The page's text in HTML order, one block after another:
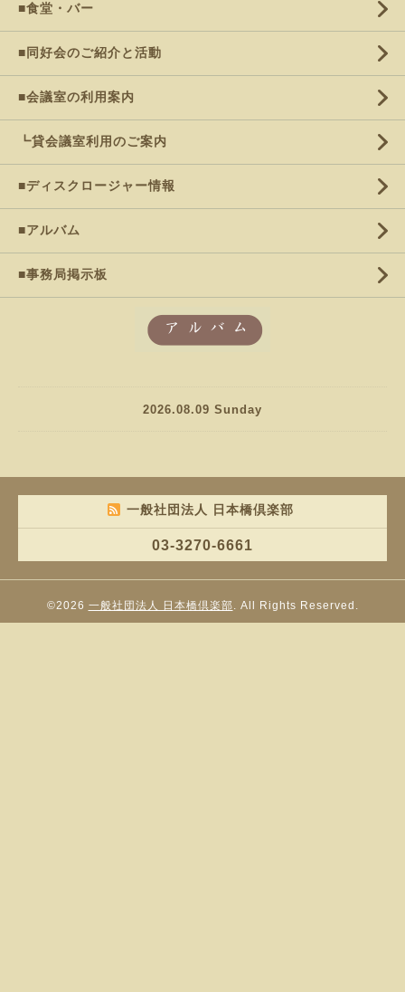
■食堂・バー
■同好会のご紹介と活動
■会議室の利用案内
┗貸会議室利用のご案内
■ディスクロージャー情報
■アルバム
■事務局掲示板
2026.08.09 Sunday
一般社団法人 日本橋倶楽部
03-3270-6661
©2026 一般社団法人 日本橋倶楽部. All Rights Reserved.